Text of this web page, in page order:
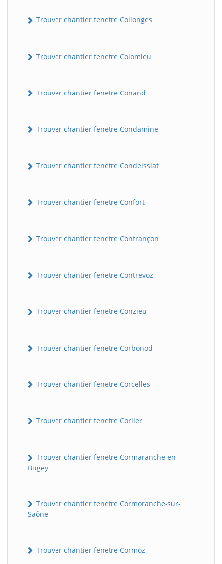
Trouver chantier fenetre Collonges
Trouver chantier fenetre Colomieu
Trouver chantier fenetre Conand
Trouver chantier fenetre Condamine
Trouver chantier fenetre Condeissiat
Trouver chantier fenetre Confort
Trouver chantier fenetre Confrançon
Trouver chantier fenetre Contrevoz
Trouver chantier fenetre Conzieu
Trouver chantier fenetre Corbonod
Trouver chantier fenetre Corcelles
Trouver chantier fenetre Corlier
Trouver chantier fenetre Cormaranche-en-
Bugey
Trouver chantier fenetre Cormoranche-sur-
Saône
Trouver chantier fenetre Cormoz
BatiWebPro
Assistant en ligne